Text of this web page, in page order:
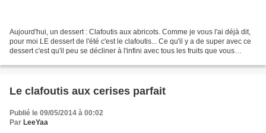
Aujourd'hui, un dessert : Clafoutis aux abricots. Comme je vous l'ai déjà dit,
pour moi LE dessert de l'été c'est le clafoutis... Ce qu'il y a de super avec ce
dessert c'est qu'il peu se décliner à l'infini avec tous les fruits que vous
Le clafoutis aux cerises parfait
Publié le 09/05/2014 à 00:02
Par LeeYaa